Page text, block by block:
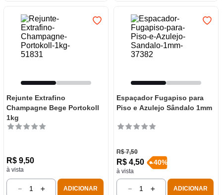
Rejunte Extrafino
Champagne Bege Portokoll
1kg
R$ 9,50
à vista
＋
－ ADICIONAR
Espaçador Fugapiso para
Piso e Azulejo Sândalo 1mm
R$ 7,50
R$ 4,50
à vista
-40%
＋
－ ADICIONAR